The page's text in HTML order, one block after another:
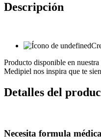
Descripción
Producto disponible en
Medipiel nos inspira que te
Detalles del
Necesita formula médica